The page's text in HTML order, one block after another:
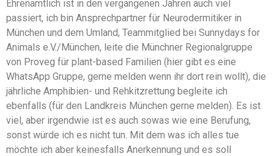
Ehrenamtlich ist in den vergangenen Jahren auch viel
passiert, ich bin Ansprechpartner für Neurodermitiker in
München und dem Umland, Teammitglied bei Sunnydays for
Animals e.V./München, leite die Münchner Regionalgruppe
von Proveg für plant-based Familien (hier gibt es eine
WhatsApp Gruppe, gerne melden wenn ihr dort rein wollt), die
jährliche Amphibien- und Rehkitzrettung begleite ich
ebenfalls (für den Landkreis München gerne melden). Es ist
viel, aber irgendwie ist es auch sowas wie eine Berufung,
sonst würde ich es nicht tun. Mit dem was ich alles tue
möchte ich aber keinesfalls Anerkennung und es soll